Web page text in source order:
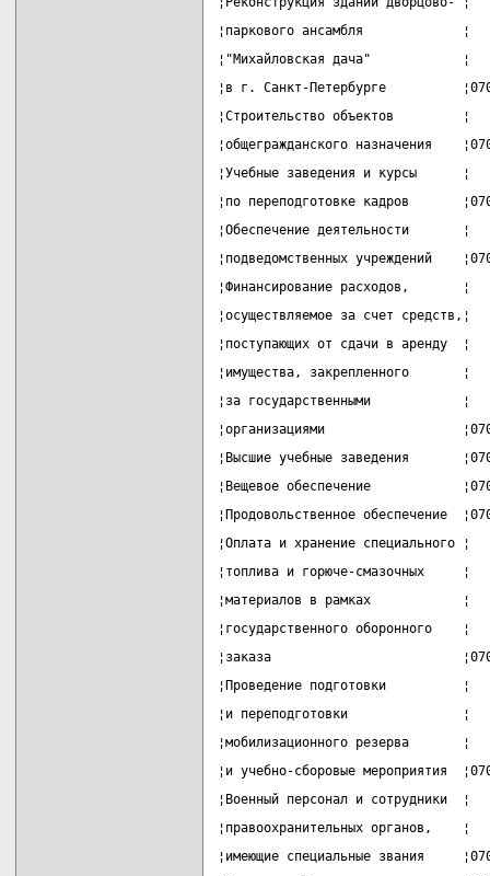
¦паркового ансамбля
¦"Михайловская дача"
¦в г. Санкт-Петербурге
¦Строительство объектов
¦общегражданского назначения
¦Учебные заведения и
¦по переподготовке кадров
¦Обеспечение деятельности
¦подведомственных учреждений
¦Финансирование расходов,
¦осуществляемое за счет
¦поступающих от сдачи в
¦имущества, закрепленного
¦за государственными
¦организациями
¦Высшие учебные заведения
¦Вещевое обеспечение
¦Продовольственное обеспечение
¦Оплата и хранение
¦топлива и горюче-
¦материалов в рамках
¦государственного
¦заказа
¦Проведение подготовки
¦и переподготовки
¦мобилизационного резерва
¦и учебно-сборовые мероприятия
¦Военный персонал и
¦правоохранительных
¦имеющие специальные звания